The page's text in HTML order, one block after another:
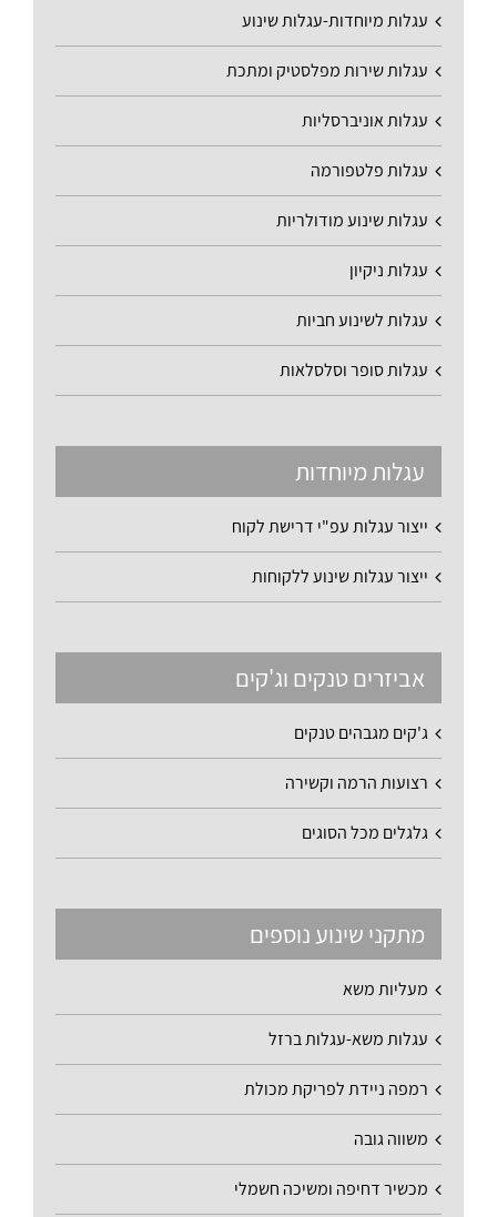
עגלות מיוחדות-עגלות שינוע
עגלות שירות מפלסטיק ומתכת
עגלות אוניברסליות
עגלות פלטפורמה
עגלות שינוע מודולריות
עגלות ניקיון
עגלות לשינוע חביות
עגלות סופר וסלסלאות
עגלות מיוחדות
ייצור עגלות עפ"י דרישת לקוח
ייצור עגלות שינוע ללקוחות
אביזרים טנקים וג'קים
ג'קים מגבהים טנקים
רצועות הרמה וקשירה
גלגלים מכל הסוגים
מתקני שינוע נוספים
מעליות משא
עגלות משא-עגלות ברזל
רמפה ניידת לפריקת מכולת
משווה גובה
מכשיר דחיפה ומשיכה חשמלי